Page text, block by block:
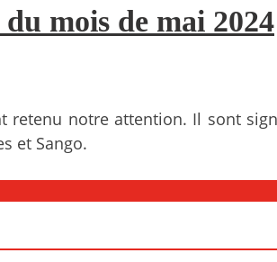
mois de mai 2024
notre attention. Il sont
et Sango.